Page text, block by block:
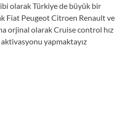
olarak Türkiye de büyük bir
Fiat Peugeot Citroen Renault ve
orjinal olarak Cruise control hız
yapmaktayız